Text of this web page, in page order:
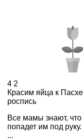
4 2
Красим яйца к
роспись
Все мамы знают, что
попадет им под
...